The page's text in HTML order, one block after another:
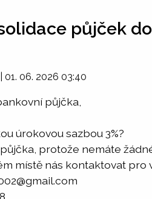
půjček
01. 06. 2026 03:40
půjčka,
úrokovou sazbou 3%?
protože nemáte
místě nás kontaktovat